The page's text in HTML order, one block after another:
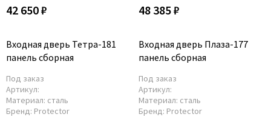
42 650 ₽
Входная дверь Тетра-181
панель сборная
Под заказ
Артикул:
Материал: сталь
Бренд: Protector
48 385 ₽
Входная дверь Плаза-177
панель сборная
Под заказ
Артикул:
Материал: сталь
Бренд: Protector